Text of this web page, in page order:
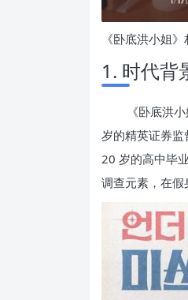
《卧底洪小姐
1. 时代背
《卧底洪
岁的精英证券监
20 岁的高中毕
调查元素，在假